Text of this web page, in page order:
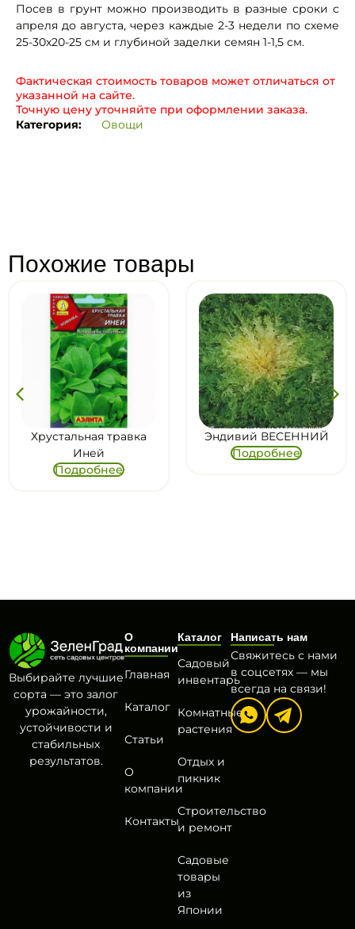
Посев в грунт можно производить в разные сроки с
апреля до августа, через каждые 2-3 недели по схеме
25-30х20-25 см и глубиной заделки семян 1-1,5 см.
Фактическая стоимость товаров может отличаться от
указанной на сайте.
Точную цену уточняйте при оформлении заказа.
Категория:
Овощи
Похожие товары
Хрустальная травка
Иней
Подробнее
Эндивий ВЕСЕННИЙ
Подробнее
Выбирайте лучшие
сорта — это залог
урожайности,
устойчивости и
стабильных
результатов.
О
компании
Главная
Каталог
Статьи
О
компании
Контакты
Каталог
Садовый
инвентарь
Комнатные
растения
Отдых и
пикник
Строительство
и ремонт
Садовые
товары
из
Японии
Написать нам
Свяжитесь с нами
в соцсетях — мы
всегда на связи!